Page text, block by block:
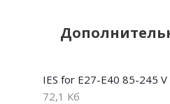
IES for E27-E40 85-245
72,1 Кб